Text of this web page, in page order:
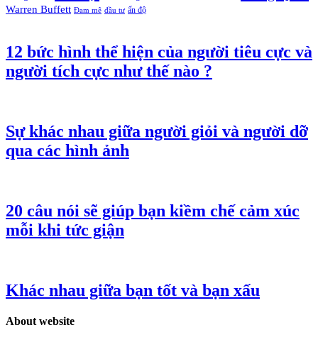
Warren Buffett Đam mê đầu tư ấn độ
12 bức hình thể hiện của người tiêu cực và
người tích cực như thế nào ?
Sự khác nhau giữa người giỏi và người dỡ
qua các hình ảnh
20 câu nói sẽ giúp bạn kiềm chế cảm xúc
mỗi khi tức giận
Khác nhau giữa bạn tốt và bạn xấu
About website